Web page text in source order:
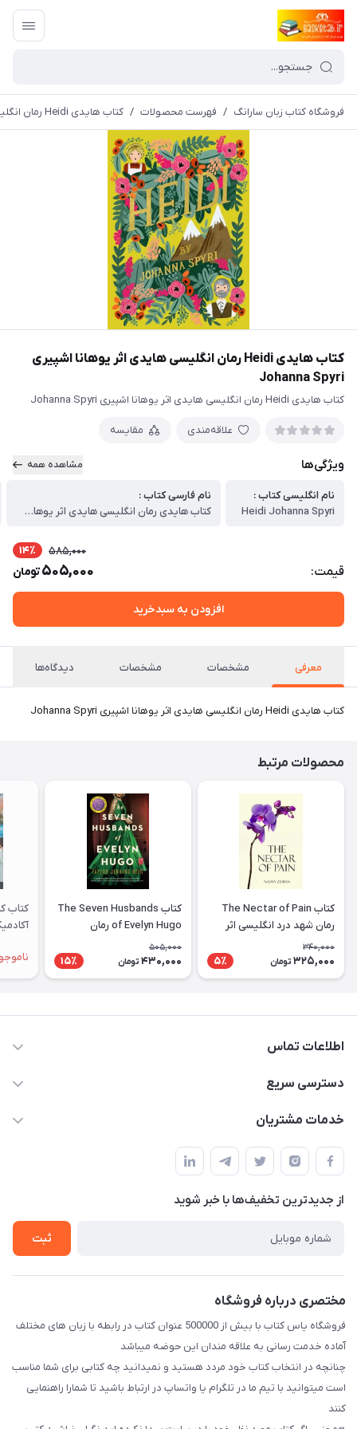
فروشگاه کتاب زبان سارانگ / فهرست محصولات / کتاب هایدی Heidi رمان انگلیسی هایدی اثر یوهانا اشپیری Johanna Spyri
کتاب هایدی Heidi رمان انگلیسی هایدی اثر یوهانا اشپیری
Johanna Spyri
کتاب هایدی Heidi رمان انگلیسی هایدی اثر یوهانا اشپیری Johanna Spyri
علاقه‌مندی مقایسه
ویژگی‌ها مشاهده همه
نام انگلیسی کتاب :
Heidi Johanna Spyri
نام فارسی کتاب :
کتاب هایدی رمان انگلیسی هایدی اثر یوهانا اشپیری
قیمت:
585,000 14٪
505,000تومان
افزودن به سبدخرید
معرفی مشخصات مشخصات دیدگاه‌ها
کتاب هایدی Heidi رمان انگلیسی هایدی اثر یوهانا اشپیری Johanna Spyri
محصولات مرتبط
کتاب The Nectar of Pain
رمان شهد درد انگلیسی اثر
نجوا زبیان Najwa Zebian
340,000
325,000 تومان 5٪
کتاب The Seven Husbands
of Evelyn Hugo رمان
انگلیسی هفت همسر اویلین
هوگو اثر Taylor Jenkins
Reid
505,000
430,000 تومان 15٪
کتاب
اطلاعات تماس
09371742423
طبقه بالای دنیای لبنیات (مراجعه حضوری فقط در صورت هماهنگی
قبلی با شماره ۰۹۳۷۱۷۴۲۴۲۳ امکان پذیر است)
دسترسی سریع
حساب کاربری
لیست محصولات
درباره ما
خدمات مشتریان
قوانین و مقررات
حریم خصوصی
راهنما
از جدید‌ترین تخفیف‌ها با‌ خبر شوید
ثبت
مختصری درباره فروشگاه
فروشگاه یاس کتاب با بیش از 500000 عنوان کتاب در رابطه با زبان های مختلف
آماده خدمت رسانی به علاقه مندان این حوضه میباشد
چنانچه در انتخاب کتاب خود مردد هستید و نمیدانید چه کتابی برای شما مناسب
است میتوانید با تیم ما در تلگرام یا واتساپ در ارتباط باشید تا شما‌را راهنمایی
کنند